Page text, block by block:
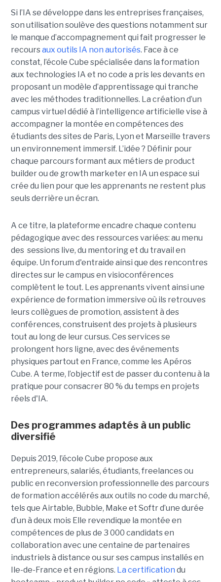
Si l’IA se développe dans les entreprises françaises,
son utilisation soulève des questions notamment sur
le manque d’accompagnement qui fait progresser le
recoursaux outils IA non autorisés. Face à ce
constat, l’école Cube spécialisée dans la formation
aux technologies IA et no code a pris les devants en
proposant un modèle d’apprentissage qui tranche
avec les méthodes traditionnelles. La création d’un
campus virtuel dédié à l’intelligence artificielle vise à
accompagner la montée en compétences des
étudiants des sites de Paris, Lyon et Marseille travers
un environnement immersif. L’idée ? Définir pour
chaque parcours formant aux métiers de product
builder ou de growth marketer en IA un espace sui
crée du lien pour que les apprenants ne restent plus
seuls derrière un écran.
A ce titre, la plateforme encadre chaque contenu
pédagogique avec des ressources variées: au menu
des sessions live, du mentoring et du travail en
équipe. Un forum d'entraide ainsi que des rencontres
directes sur le campus en visioconférences
complètent le tout. Les apprenants vivent ainsi une
expérience de formation immersive où ils retrouves
leurs collègues de promotion, assistent à des
conférences, construisent des projets à plusieurs
tout au long de leur cursus. Ces services se
prolongent hors ligne, avec des événements
physiques partout en France, comme les Apéros
Cube. A terme, l’objectif est de passer du contenu à la
pratique pour consacrer 80 % du temps en projets
réels d'IA.
Des programmes adaptés à un public
diversifié
Depuis 2019, l’école Cube propose aux
entrepreneurs, salariés, étudiants, freelances ou
public en reconversion professionnelle des parcours
de formation accélérés aux outils no code du marché,
tels que Airtable, Bubble, Make et Softr d’une durée
d’un à deux mois Elle revendique la montée en
compétences de plus de 3 000 candidats en
collaboration avec une centaine de partenaires
industriels à distance ou sur ses campus installés en
Ile-de-France et en régions. La certification du